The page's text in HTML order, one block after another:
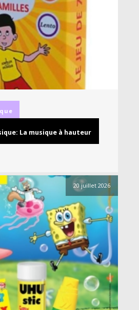
La musique à hauteur
20 juillet 2026